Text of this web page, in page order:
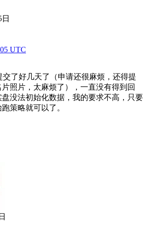
UTC
交了好几天了（申请还很麻烦，还得提
照片，太麻烦了），一直没有得到回
没法初始化数据，我的要求不高，只要
策略就可以了。